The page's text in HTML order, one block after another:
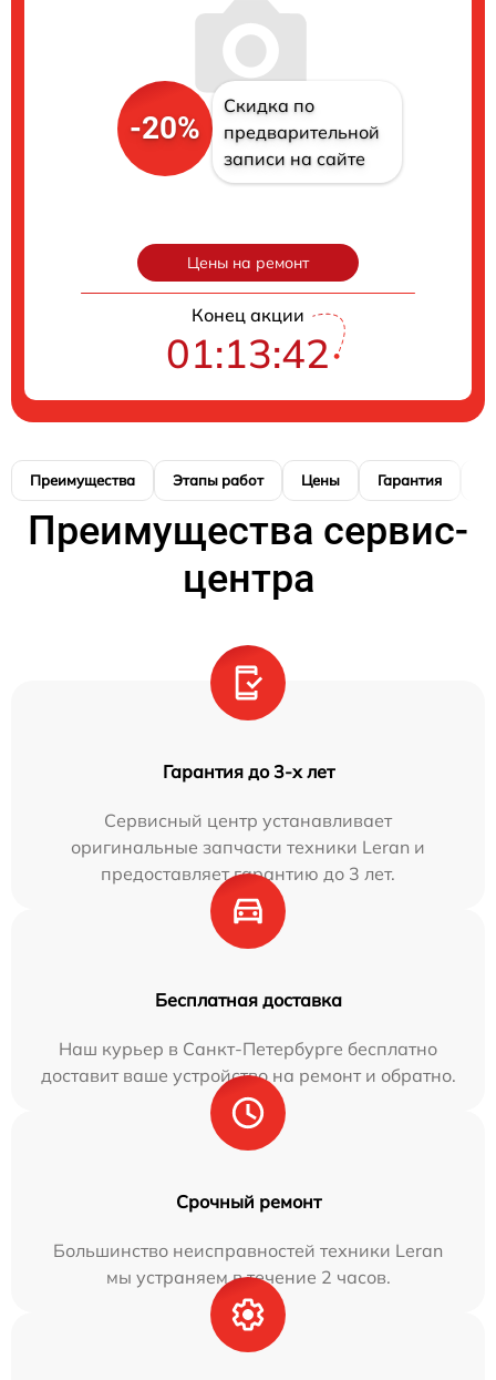
-20%
Скидка по
предварительной
записи на сайте
Цены на ремонт
Конец акции
01:13:41
Преимущества Этапы работ Цены Гарантия
Преимущества сервис-
центра
Гарантия до 3-х лет
Сервисный центр устанавливает
оригинальные запчасти техники Leran и
предоставляет гарантию до 3 лет.
Бесплатная доставка
Наш курьер в Санкт-Петербурге бесплатно
доставит ваше устройство на ремонт и обратно.
Срочный ремонт
Большинство неисправностей техники Leran
мы устраняем в течение 2 часов.